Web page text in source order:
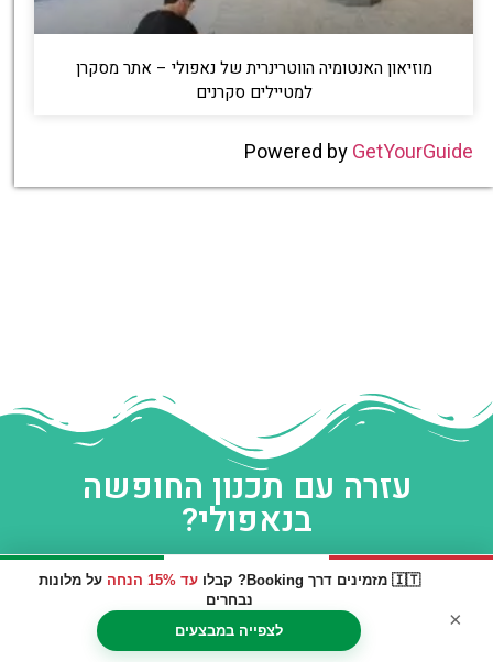
🇮🇹 מזמינים דרך Booking? קבלו עד 15% הנחה
על מלונות
נבחרים
לצפייה במבצעים
×
מוזיאון האנטומיה הווטרינרית של נאפולי – אתר מסקרן
למטיילים סקרנים
Powered byGetYourGuide
עזרה עם תכנון החופשה
בנאפולי?